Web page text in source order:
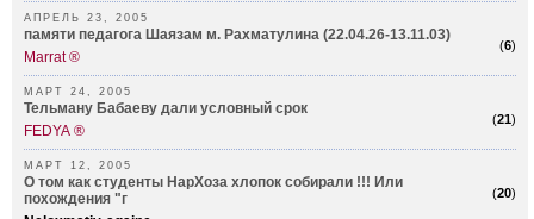
АПРЕЛЬ 23, 2005
(6)
памяти педагога Шаязам м. Рахматулина (22.04.26-13.11.03)
Marrat ®
МАРТ 24, 2005
(21)
Тельману Бабаеву дали условный срок
FEDYA ®
МАРТ 12, 2005
(20)
О том как студенты НарХоза хлопок собирали !!! Или
похождения "г